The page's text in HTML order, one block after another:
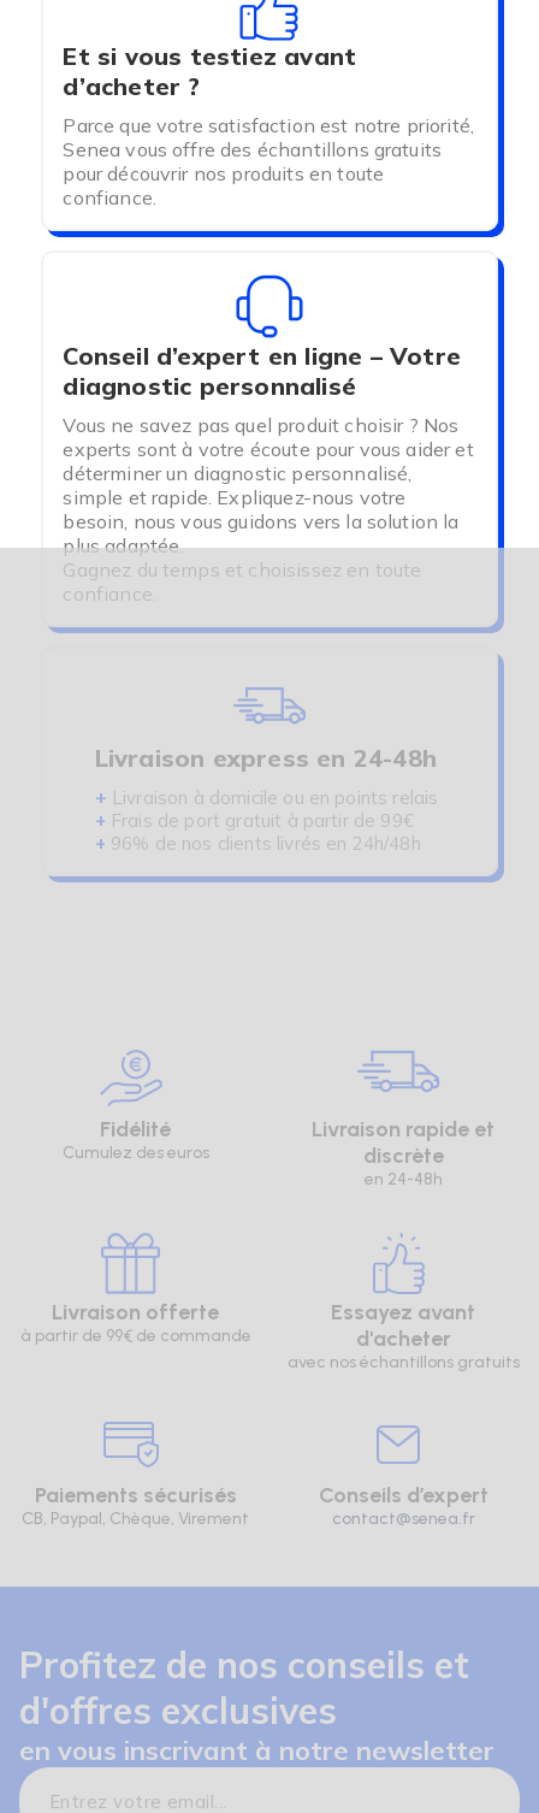
Les chaussettes de contention
Les bas de contention
Les collants de contention
Et si vous testiez avant
d’acheter ?
Parce que votre satisfaction est notre priorité,
Senea vous offre des échantillons gratuits
pour découvrir nos produits en toute
confiance.
Conseil d’expert en ligne – Votre
diagnostic personnalisé
Vous ne savez pas quel produit choisir ? Nos
experts sont à votre écoute pour vous aider et
déterminer un diagnostic personnalisé,
simple et rapide. Expliquez-nous votre
besoin, nous vous guidons vers la solution la
plus adaptée.
Gagnez du temps et choisissez en toute
confiance.
Livraison express en 24-48h
+ Livraison à domicile ou en points relais
+ Frais de port gratuit à partir de 99€
+ 96% de nos clients livrés en 24h/48h
Fidélité
Cumulez des euros
Livraison rapide et
discrète
en 24-48h
Livraison offerte
à partir de 99€ de commande
Essayez avant
d'acheter
avec nos échantillons gratuits
Paiements sécurisés
CB, Paypal, Chèque, Virement
Conseils d’expert
contact@senea.fr
Profitez de nos conseils et
d'offres exclusives
en vous inscrivant à notre newsletter